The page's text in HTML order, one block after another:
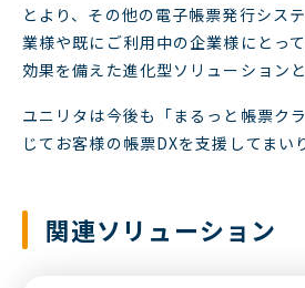
とより、その他の電子帳票発行シス
業様や既にご利用中の企業様にとっ
効果を備えた進化型ソリューション
ユニリタは今後も「まるっと帳票ク
じてお客様の帳票DXを支援してまい
関連ソリューション